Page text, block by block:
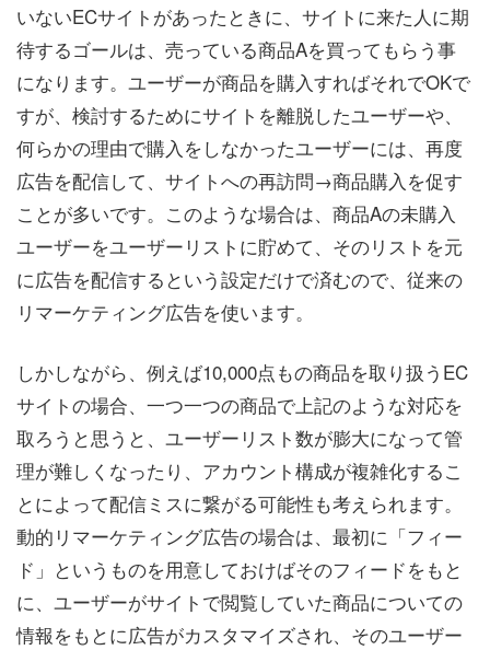
いないECサイトがあったときに、サイトに来た人に期
待するゴールは、売っている商品Aを買ってもらう事
になります。ユーザーが商品を購入すればそれでOKで
すが、検討するためにサイトを離脱したユーザーや、
何らかの理由で購入をしなかったユーザーには、再度
広告を配信して、サイトへの再訪問→商品購入を促す
ことが多いです。このような場合は、商品Aの未購入
ユーザーをユーザーリストに貯めて、そのリストを元
に広告を配信するという設定だけで済むので、従来の
リマーケティング広告を使います。
しかしながら、例えば10,000点もの商品を取り扱うEC
サイトの場合、一つ一つの商品で上記のような対応を
取ろうと思うと、ユーザーリスト数が膨大になって管
理が難しくなったり、アカウント構成が複雑化するこ
とによって配信ミスに繋がる可能性も考えられます。
動的リマーケティング広告の場合は、最初に「フィー
ド」というものを用意しておけばそのフィードをもと
に、ユーザーがサイトで閲覧していた商品についての
情報をもとに広告がカスタマイズされ、そのユーザー